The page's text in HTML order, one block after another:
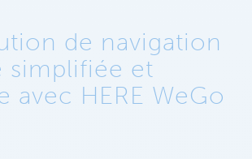
de navigation
simplifiée et
avec HERE WeGo